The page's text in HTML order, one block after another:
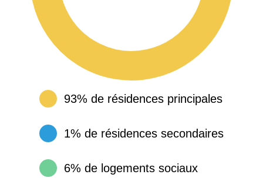
93% de résidences principales
1% de résidences secondaires
6% de logements sociaux